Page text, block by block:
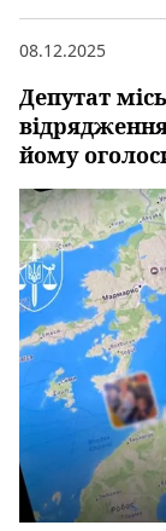
Депутат
йому
08.12.2025